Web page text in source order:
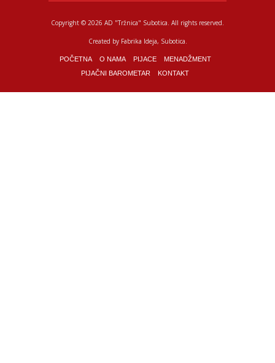
Copyright © 2026 AD "Tržnica" Subotica. All rights reserved.
Created by Fabrika Ideja, Subotica.
POČETNA O NAMA PIJACE
MENADŽMENT
PIJAČNI BAROMETAR
KONTAKT